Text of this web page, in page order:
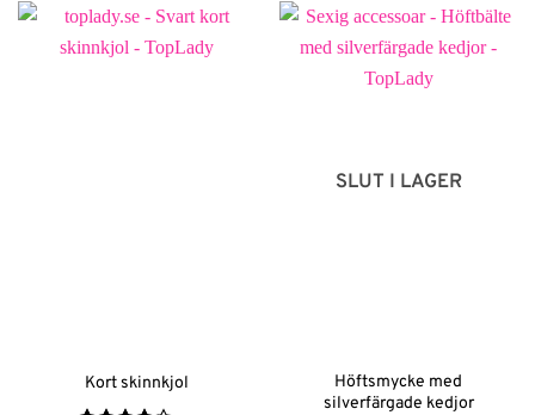
Kort skinnkjol
SLUT I LAGER
Höftsmycke med
silverfärgade kedjor